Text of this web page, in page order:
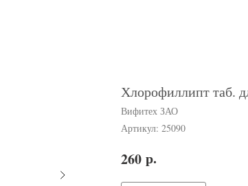
Хлорофиллипт таб.
Вифитех ЗАО
Артикул: 25090
260 р.